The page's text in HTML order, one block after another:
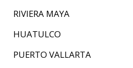
RIVIERA MAYA
HUATULCO
PUERTO VALLARTA